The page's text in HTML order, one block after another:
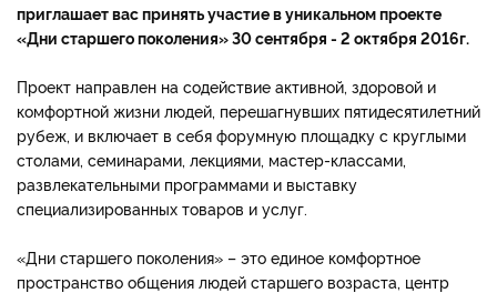
приглашает вас принять участие в уникальном проекте
«Дни старшего поколения» 30 сентября - 2 октября 2016г.
Проект направлен на содействие активной, здоровой и
комфортной жизни людей, перешагнувших пятидесятилетний
рубеж, и включает в себя форумную площадку с круглыми
столами, семинарами, лекциями, мастер-классами,
развлекательными программами и выставку
специализированных товаров и услуг.
«Дни старшего поколения» – это единое комфортное
пространство общения людей старшего возраста, центр